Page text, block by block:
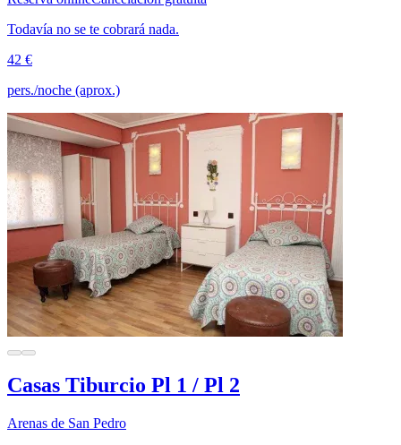
Todavía no se te cobrará nada.
42 €
pers./noche (aprox.)
Casas Tiburcio Pl 1 / Pl 2
Arenas de San Pedro